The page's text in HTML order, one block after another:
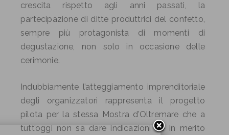
crescita rispetto agli anni passati, la
partecipazione di ditte produttrici del confetto,
sempre più protagonista di momenti di
degustazione, non solo in occasione delle
cerimonie.
Indubbiamente l’atteggiamento imprenditoriale
degli organizzatori rappresenta il progetto
pilota per la stessa Mostra d’Oltremare che a
tutt’oggi non sa dare indicazioni né in merito